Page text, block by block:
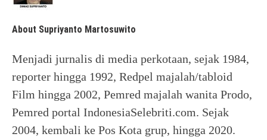
About Supriyanto Martosuwito
Menjadi jurnalis di media perkotaan, sejak 1984,
reporter hingga 1992, Redpel majalah/tabloid
Film hingga 2002, Pemred majalah wanita Prodo,
Pemred portal IndonesiaSelebriti.com. Sejak
2004, kembali ke Pos Kota grup, hingga 2020.